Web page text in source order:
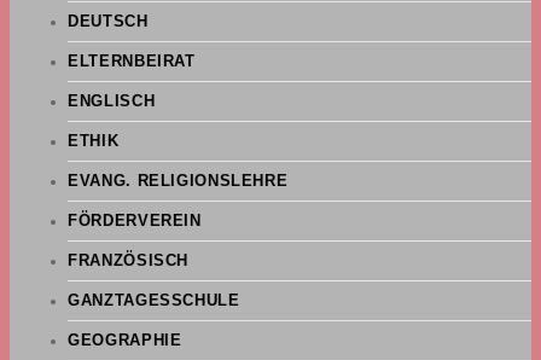
DEUTSCH
ELTERNBEIRAT
ENGLISCH
ETHIK
EVANG. RELIGIONSLEHRE
FÖRDERVEREIN
FRANZÖSISCH
GANZTAGESSCHULE
GEOGRAPHIE